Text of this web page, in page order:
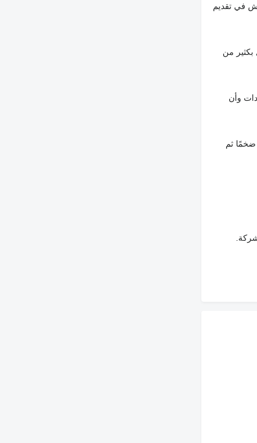
في تقديم
بكثير من
وأن
ضخمًا ثم